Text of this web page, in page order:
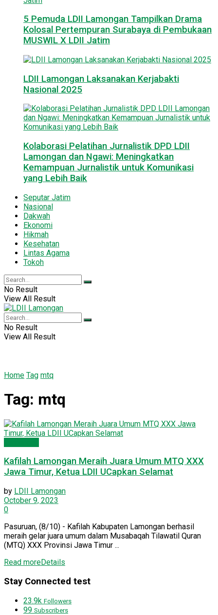
5 Pemuda LDII Lamongan Tampilkan Drama
Kolosal Pertempuran Surabaya di Pembukaan
MUSWIL X LDII Jatim
LDII Lamongan Laksanakan Kerjabakti
Nasional 2025
Kolaborasi Pelatihan Jurnalistik DPD LDII
Lamongan dan Ngawi: Meningkatkan
Kemampuan Jurnalistik untuk Komunikasi
yang Lebih Baik
Seputar Jatim
Nasional
Dakwah
Ekonomi
Hikmah
Kesehatan
Lintas Agama
Tokoh
No Result
View All Result
No Result
View All Result
Home Tag mtq
Tag: mtq
Kafilah Lamongan Meraih Juara Umum MTQ XXX
Jawa Timur, Ketua LDII UCapkan Selamat
by LDII Lamongan
October 9, 2023
0
Pasuruan, (8/10) - Kafilah Kabupaten Lamongan berhasil
meraih gelar juara umum dalam Musabaqah Tilawatil Quran
(MTQ) XXX Provinsi Jawa Timur ...
Read moreDetails
Stay Connected test
23.9k Followers
99 Subscribers